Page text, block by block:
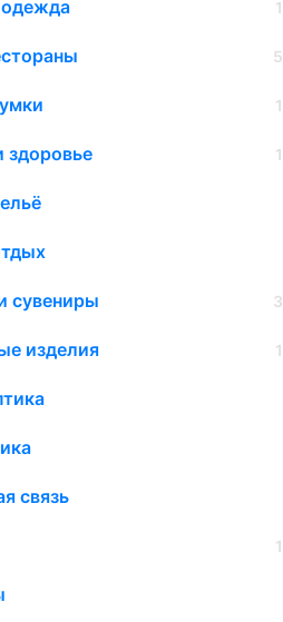
здоровье
сувениры
изделия
связь